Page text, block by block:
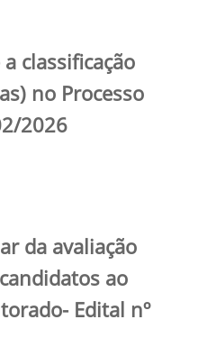
classificação
no Processo
2026
da avaliação
ao
Edital nº